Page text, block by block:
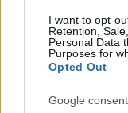
I want to opt-
Retention,
Personal Data
Purposes for
Opted Out
Google
Amennyiben
és csatlakozzon
JNSZ megyei hírek